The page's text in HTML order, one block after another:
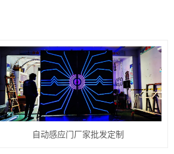
自动感应门厂家批发定制